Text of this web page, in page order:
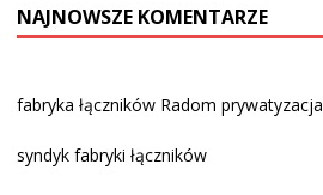
NAJNOWSZE KOMENTARZE
fabryka łączników Radom prywatyzacja
syndyk fabryki łączników